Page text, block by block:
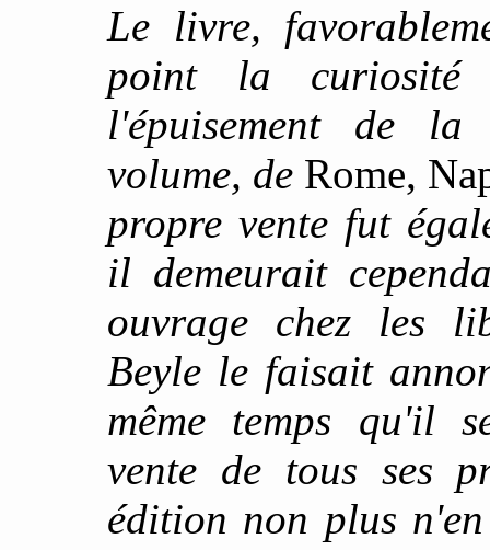
Le livre,
point la
l'épuisement de
volume, de Rome,
propre vente fut
il demeurait
ouvrage chez les
Beyle le faisait
même temps qu'il
vente de tous ses
édition non plus